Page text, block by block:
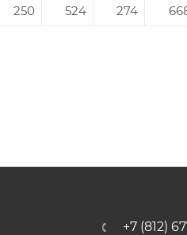
250 524 274
+7 (812)